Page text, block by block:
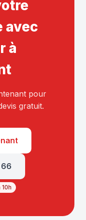
avec
à
pour
gratuit.